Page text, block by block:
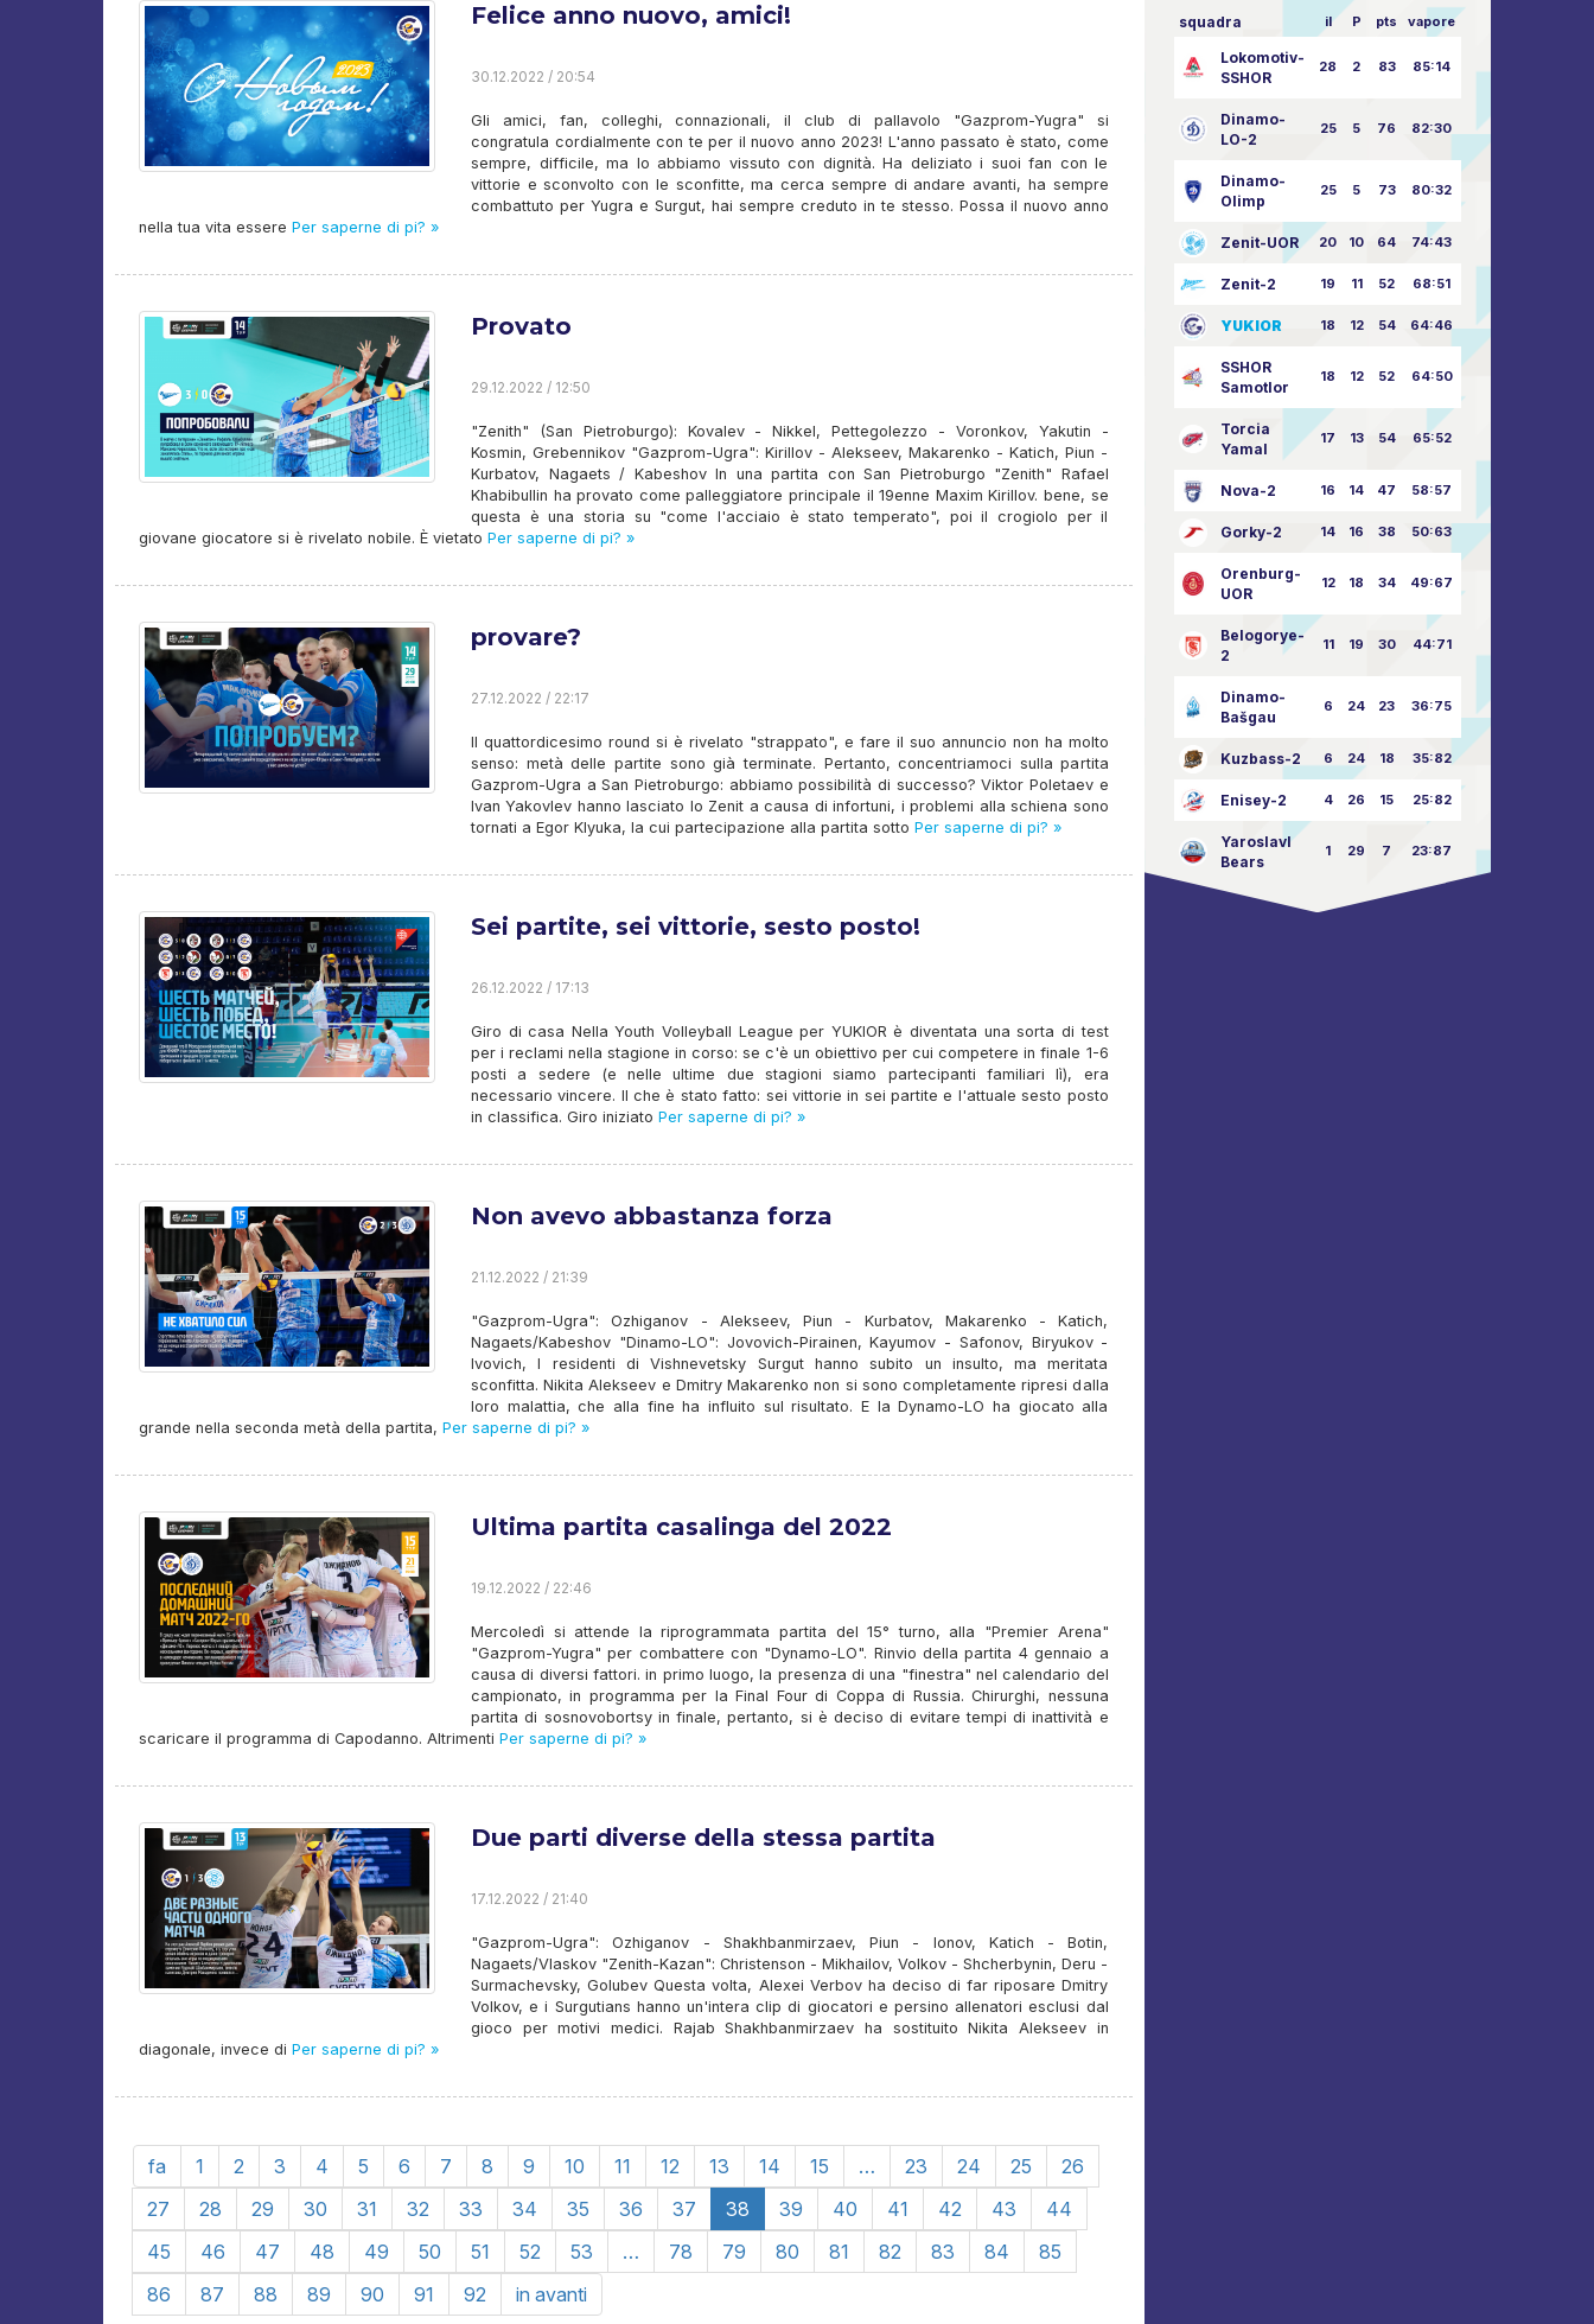
Felice anno nuovo, amici!
30.12.2022 / 20:54
Gli amici, fan, colleghi, connazionali, il club di pallavolo "Gazprom-Yugra" si
congratula cordialmente con te per il nuovo anno 2023! L'anno passato è stato, come
sempre, difficile, ma lo abbiamo vissuto con dignità. Ha deliziato i suoi fan con le
vittorie e sconvolto con le sconfitte, ma cerca sempre di andare avanti, ha sempre
combattuto per Yugra e Surgut, hai sempre creduto in te stesso. Possa il nuovo anno
nella tua vita essere Per saperne di pi? »
Provato
29.12.2022 / 12:50
"Zenith" (San Pietroburgo): Kovalev - Nikkel, Pettegolezzo - Voronkov, Yakutin -
Kosmin, Grebennikov "Gazprom-Ugra": Kirillov - Alekseev, Makarenko - Katich, Piun -
Kurbatov, Nagaets / Kabeshov In una partita con San Pietroburgo "Zenith" Rafael
Khabibullin ha provato come palleggiatore principale il 19enne Maxim Kirillov. bene, se
questa è una storia su "come l'acciaio è stato temperato", poi il crogiolo per il
giovane giocatore si è rivelato nobile. È vietato Per saperne di pi? »
provare?
27.12.2022 / 22:17
Il quattordicesimo round si è rivelato "strappato", e fare il suo annuncio non ha molto
senso: metà delle partite sono già terminate. Pertanto, concentriamoci sulla partita
Gazprom-Ugra a San Pietroburgo: abbiamo possibilità di successo? Viktor Poletaev e
Ivan Yakovlev hanno lasciato lo Zenit a causa di infortuni, i problemi alla schiena sono
tornati a Egor Klyuka, la cui partecipazione alla partita sotto Per saperne di pi? »
Sei partite, sei vittorie, sesto posto!
26.12.2022 / 17:13
Giro di casa Nella Youth Volleyball League per YUKIOR è diventata una sorta di test
per i reclami nella stagione in corso: se c'è un obiettivo per cui competere in finale 1-6
posti a sedere (e nelle ultime due stagioni siamo partecipanti familiari lì), era
necessario vincere. Il che è stato fatto: sei vittorie in sei partite e l'attuale sesto posto
in classifica. Giro iniziato Per saperne di pi? »
Non avevo abbastanza forza
21.12.2022 / 21:39
"Gazprom-Ugra": Ozhiganov - Alekseev, Piun - Kurbatov, Makarenko - Katich,
Nagaets/Kabeshov "Dinamo-LO": Jovovich-Pirainen, Kayumov - Safonov, Biryukov -
Ivovich, I residenti di Vishnevetsky Surgut hanno subito un insulto, ma meritata
sconfitta. Nikita Alekseev e Dmitry Makarenko non si sono completamente ripresi dalla
loro malattia, che alla fine ha influito sul risultato. E la Dynamo-LO ha giocato alla
grande nella seconda metà della partita, Per saperne di pi? »
Ultima partita casalinga del 2022
19.12.2022 / 22:46
Mercoledì si attende la riprogrammata partita del 15° turno, alla "Premier Arena"
"Gazprom-Yugra" per combattere con "Dynamo-LO". Rinvio della partita 4 gennaio a
causa di diversi fattori. in primo luogo, la presenza di una "finestra" nel calendario del
campionato, in programma per la Final Four di Coppa di Russia. Chirurghi, nessuna
partita di sosnovobortsy in finale, pertanto, si è deciso di evitare tempi di inattività e
scaricare il programma di Capodanno. Altrimenti Per saperne di pi? »
Due parti diverse della stessa partita
17.12.2022 / 21:40
"Gazprom-Ugra": Ozhiganov - Shakhbanmirzaev, Piun - Ionov, Katich - Botin,
Nagaets/Vlaskov "Zenith-Kazan": Christenson - Mikhailov, Volkov - Shcherbynin, Deru -
Surmachevsky, Golubev Questa volta, Alexei Verbov ha deciso di far riposare Dmitry
Volkov, e i Surgutians hanno un'intera clip di giocatori e persino allenatori esclusi dal
gioco per motivi medici. Rajab Shakhbanmirzaev ha sostituito Nikita Alekseev in
diagonale, invece di Per saperne di pi? »
fa 1 2 3 4 5 6 7 8 9 10 11 12 13 14 15 … 23 24 25
26
27
28 29 30 31 32 33 34 35 36 37 38 39 40 41 42 43
44
45
46 47 48 49 50 51 52 53 … 78 79 80 81 82 83 84
85
86
87 88 89 90 91 92 in avanti
squadra il P pts vapore
Lokomotiv-
SSHOR
28 2 83 85:14
Dinamo-
LO-2
25 5 76 82:30
Dinamo-
Olimp
25 5 73 80:32
Zenit-UOR 20 10 64 74:43
Zenit-2 19 11 52 68:51
YUKIOR 18 12 54 64:46
SSHOR
Samotlor
18 12 52 64:50
Torcia
Yamal
17 13 54 65:52
Nova-2 16 14 47 58:57
Gorky-2 14 16 38 50:63
Orenburg-
UOR
12 18 34 49:67
Belogorye-
2
11 19 30 44:71
Dinamo-
Bašgau
6 24 23 36:75
Kuzbass-2 6 24 18 35:82
Enisey-2 4 26 15 25:82
Yaroslavl
Bears
1 29 7 23:87